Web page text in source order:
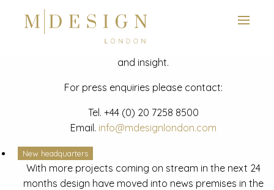
News
Latest mdesign development project and advisory news
and insight.
For press enquiries please contact:
Tel. +44 (0) 20 7258 8500
Email. info@mdesignlondon.com
New headquarters
With more projects coming on stream in the next 24
months design have moved into news premises in the